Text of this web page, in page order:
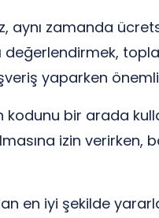
aynı zamanda
değerlendirmek,
yaparken
bir arada
izin verirken,
en iyi şekilde